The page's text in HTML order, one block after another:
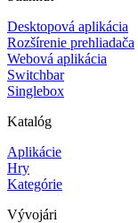
Desktopová aplikácia
Rozšírenie prehliadača
Webová aplikácia
Switchbar
Singlebox
Katalóg
Aplikácie
Hry
Kategórie
Vývojári